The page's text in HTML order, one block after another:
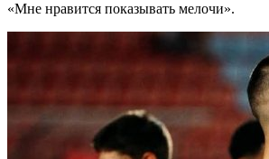
«Мне нравится показывать мелочи».